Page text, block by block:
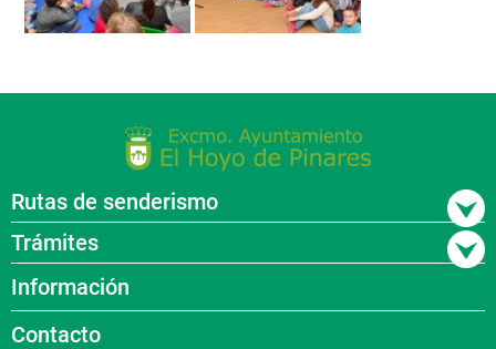
Rutas de senderismo
Trámites
Información
Contacto